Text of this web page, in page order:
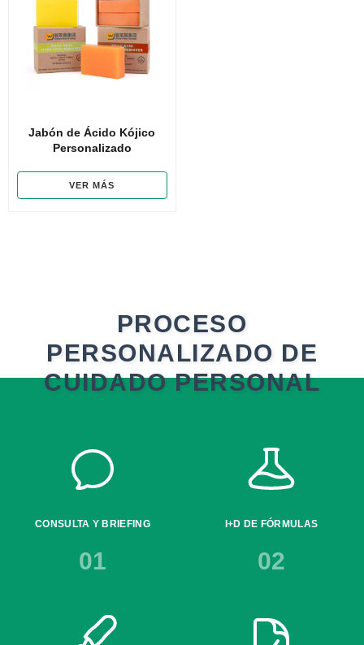
Jabón de Ácido Kójico
Personalizado
VER MÁS
PROCESO
PERSONALIZADO DE
CUIDADO PERSONAL
CONSULTA Y BRIEFING
01
I+D DE FÓRMULAS
02